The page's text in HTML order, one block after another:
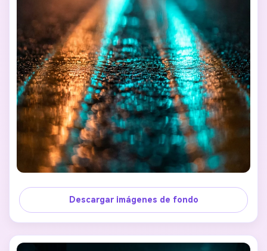
Descargar imágenes de fondo